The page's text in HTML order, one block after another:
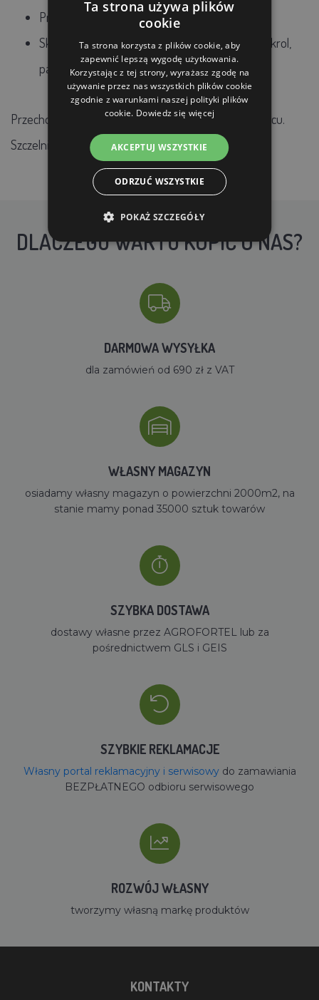
Probiotyki:
Bacillus subtilis
Składniki naturalne: olejek cynamonowy, karwakrol,
papryka
Przechowywać w chłodnym, suchym i ciemnym miejscu.
Szczelnie zamknąć po każdym użyciu.
DLACZEGO WARTO KUPIĆ U NAS?
DARMOWA WYSYŁKA
dla zamówień od 690 zł z VAT
WŁASNY MAGAZYN
osiadamy własny magazyn o powierzchni 2000m2, na
stanie mamy ponad 35000 sztuk towarów
SZYBKA DOSTAWA
dostawy własne przez AGROFORTEL lub za
pośrednictwem GLS i GEIS
SZYBKIE REKLAMACJE
Własny portal reklamacyjny i serwisowydo zamawiania
BEZPŁATNEGO odbioru serwisowego
ROZWÓJ WŁASNY
tworzymy własną markę produktów
KONTAKTY
Ta strona używa plików
cookie
Ta strona korzysta z plików cookie, aby
zapewnić lepszą wygodę użytkowania.
Korzystając z tej strony, wyrażasz zgodę na
używanie przez nas wszystkich plików cookie
zgodnie z warunkami naszej polityki plików
cookie. Dowiedz się więcej
AKCEPTUJ WSZYSTKIE
ODRZUĆ WSZYSTKIE
POKAŻ SZCZEGÓŁY